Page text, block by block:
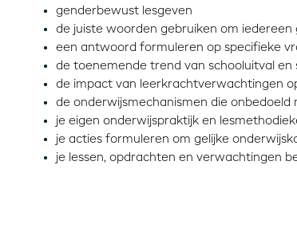
genderbewust lesgeven
de juiste woorden gebruiken om iedereen
een antwoord formuleren op specifieke
de toenemende trend van schooluitval en
de impact van leerkrachtverwachtingen
de onderwijsmechanismen die onbedoeld
je eigen onderwijspraktijk en
je acties formuleren om gelijke
je lessen, opdrachten en verwachtingen